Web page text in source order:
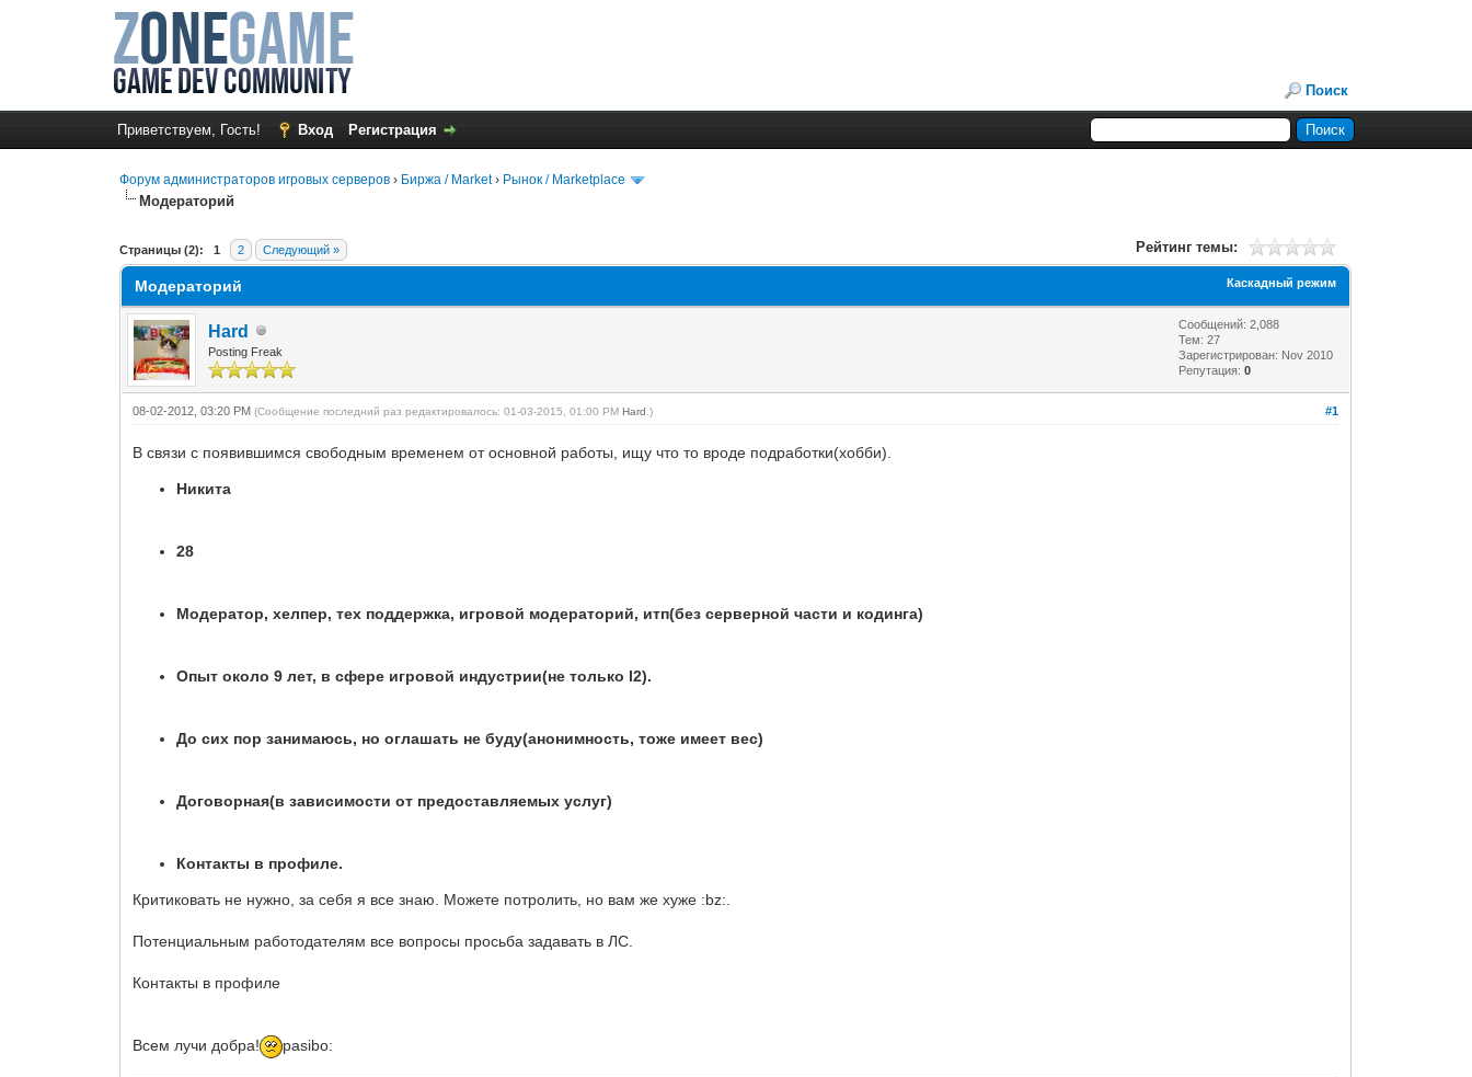
Поиск
Приветствуем, Гость! Вход Регистрация
Форум администраторов игровых серверов › Биржа / Market› Рынок / Marketplace
Модераторий
Страницы (2): 1 2 Следующий » Рейтинг темы:
0 Голос(ов) - 0 в среднем
1
2
3
4
5
Каскадный режим
Модераторий
Hard
Posting Freak
Сообщений: 2,088
Тем: 27
Зарегистрирован: Nov 2010
Репутация:0
#1
08-02-2012, 03:20 PM(Сообщение последний раз редактировалось: 01-03-2015, 01:00 PMHard .)
В связи с появившимся свободным временем от основной работы, ищу что то вроде подработки(хобби).
Никита
28
Модератор, хелпер, тех поддержка, игровой модераторий, итп(без серверной части и кодинга)
Опыт около 9 лет, в сфере игровой индустрии(не только l2).
До сих пор занимаюсь, но оглашать не буду(анонимность, тоже имеет вес)
Договорная(в зависимости от предоставляемых услуг)
Контакты в профиле.
Критиковать не нужно, за себя я все знаю. Можете потролить, но вам же хуже :bz:.
Потенциальным работодателям все вопросы просьба задавать в ЛС.
Контакты в профиле
Всем лучи добра! pasibo: